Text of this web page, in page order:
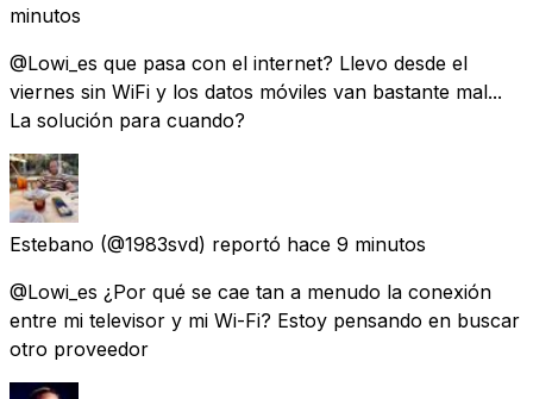
minutos
@Lowi_es que pasa con el internet? Llevo desde el
viernes sin WiFi y los datos móviles van bastante mal...
La solución para cuando?
Estebano (@1983svd) reportó hace 9 minutos
@Lowi_es ¿Por qué se cae tan a menudo la conexión
entre mi televisor y mi Wi-Fi? Estoy pensando en buscar
otro proveedor